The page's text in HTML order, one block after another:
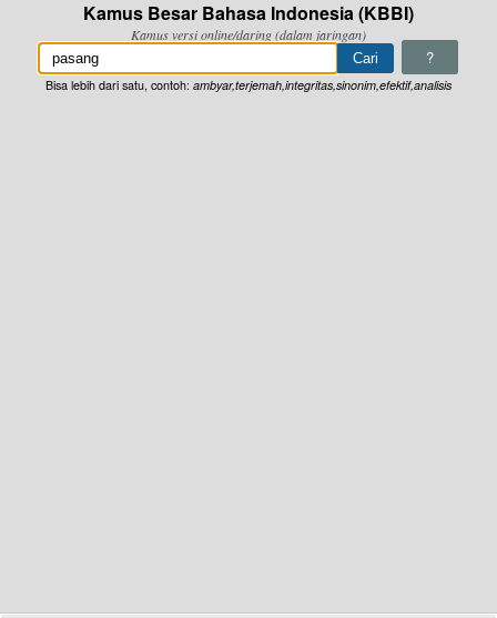
Kamus Besar Bahasa Indonesia (KBBI)
Kamus versi online/daring (dalam jaringan)
?
Bisa lebih dari satu, contoh: ambyar,terjemah,integritas,sinonim,efektif,analisis